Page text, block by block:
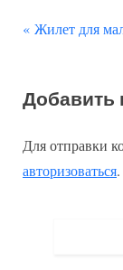
П
д
д
у
Жилет для
Добавить
Для отправки
авторизоваться.